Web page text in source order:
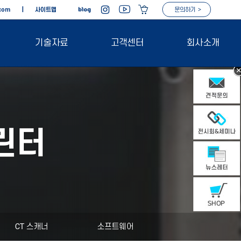
사이트맵 문의하기 >
기술자료 고객센터 회사소개
터
CT 스캐너 소프트웨어